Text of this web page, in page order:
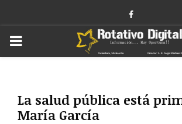
Facebook
PRIMARY
La salud pública está
María García